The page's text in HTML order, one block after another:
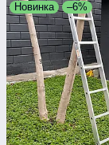
Новинка –6%